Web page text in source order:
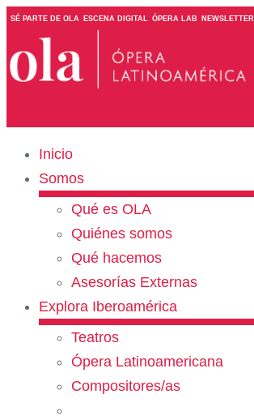
SÉ PARTE DE OLA ESCENA DIGITAL ÓPERA LAB NEWSLETTER
Inicio
Somos
Qué es OLA
Quiénes somos
Qué hacemos
Asesorías Externas
Explora Iberoamérica
Teatros
Ópera Latinoamericana
Compositores/as